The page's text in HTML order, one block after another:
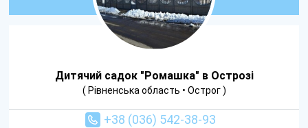
Дитячий садок "Ромашка" в Острозі
( Рівненська область • Острог )
+38 (036) 542-38-93